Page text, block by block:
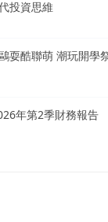
投資思維
耍酷聯萌 潮玩開學
年第2季財務報告